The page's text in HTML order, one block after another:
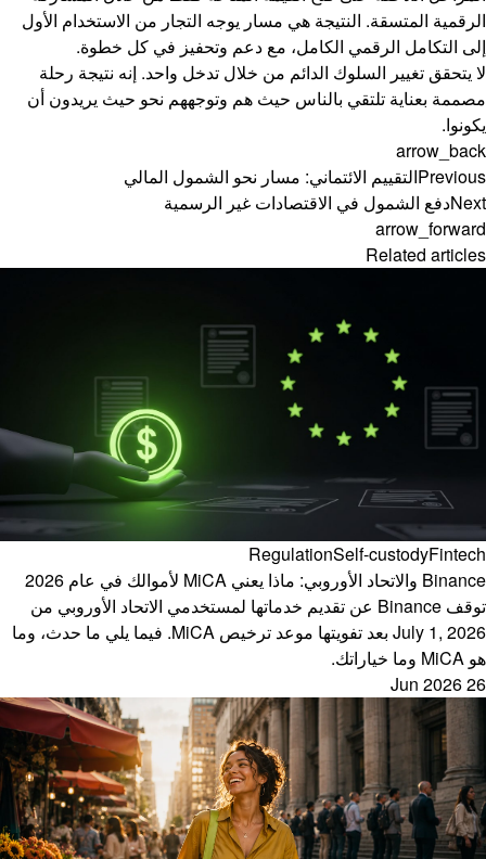
الرقمية المتسقة. النتيجة هي مسار يوجه التجار من الاستخدام الأول
إلى التكامل الرقمي الكامل، مع دعم وتحفيز في كل خطوة.
لا يتحقق تغيير السلوك الدائم من خلال تدخل واحد. إنه نتيجة رحلة
مصممة بعناية تلتقي بالناس حيث هم وتوجههم نحو حيث يريدون أن
يكونوا.
arrow_back
Previousالتقييم الائتماني: مسار نحو الشمول المالي
Nextدفع الشمول في الاقتصادات غير الرسمية
arrow_forward
Related articles
RegulationSelf-custodyFintech
Binance والاتحاد الأوروبي: ماذا يعني MiCA لأموالك في عام 2026
توقف Binance عن تقديم خدماتها لمستخدمي الاتحاد الأوروبي من
July 1, 2026 بعد تفويتها موعد ترخيص MiCA. فيما يلي ما حدث، وما
هو MiCA وما خياراتك.
26 Jun 2026